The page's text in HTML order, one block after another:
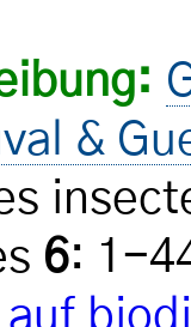
&
6: 1-
auf